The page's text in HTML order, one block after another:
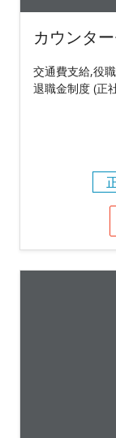
カウンタ
交通費支給,役
退職金制度 (正